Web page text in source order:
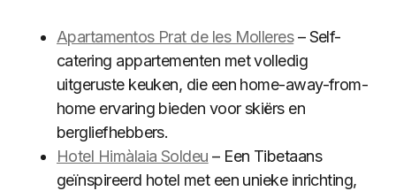
Apartamentos Prat de les Molleres– Self-
catering appartementen met volledig
uitgeruste keuken, die een home-away-from-
home ervaring bieden voor skiërs en
bergliefhebbers.
Hotel Himàlaia Soldeu – Een Tibetaans
geïnspireerd hotel met een unieke inrichting,